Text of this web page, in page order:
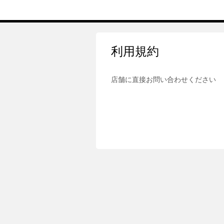
利用規約
店舗に直接お問い合わせください